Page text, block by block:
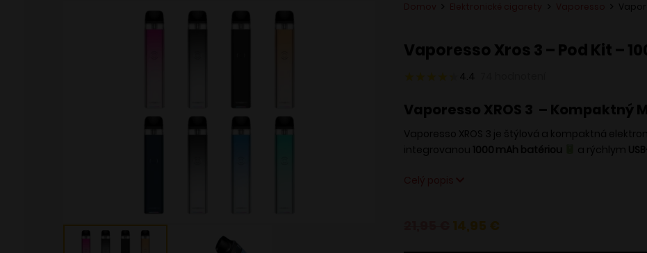
Vaporesso Xros 3 – Pod Kit –
4.4
Vaporesso XROS 3 – Kompaktný
Vaporesso XROS 3 je štýlová a kompaktná
integrovanou 1000 mAh batériou a rýchlym
Pôvodná
14,95 €